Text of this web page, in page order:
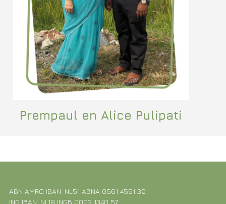
Prempaul en Alice Pulipati
ABN AMRO IBAN: NL51 ABNA 0561 4551 39
ING IBAN: NL18 INGB 0003 1340 57